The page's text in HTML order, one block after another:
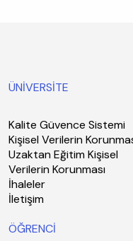
ÜNİVERSİTE
Kalite Güvence Sistemi
Kişisel Verilerin
Uzaktan Eğitim Kişisel
Verilerin Korunması
İhaleler
İletişim
ÖĞRENCİ